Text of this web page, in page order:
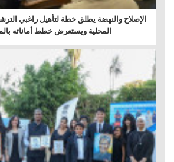
الإصلاح والنهضة يطلق خطة لتأهيل راغبي
المحلية ويستعرض خطط أماناته